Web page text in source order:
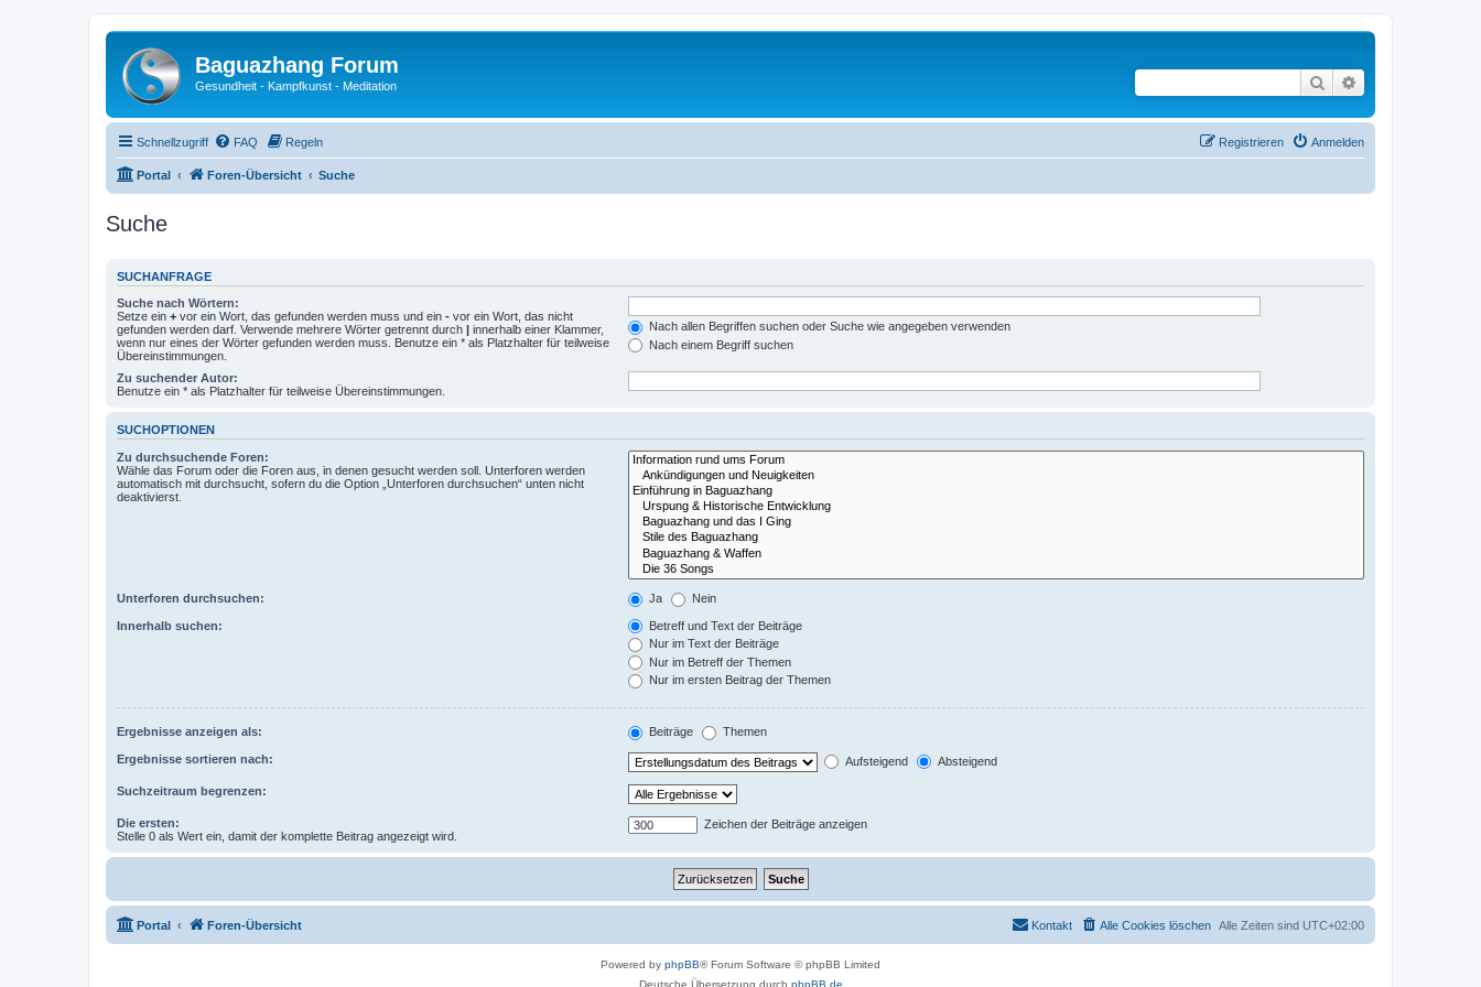
Baguazhang Forum
Gesundheit - Kampfkunst - Meditation Suche
Schnellzugriff FAQ Regeln Anmelden
Registrieren
Portal Foren-Übersicht Suche
Suche
SUCHANFRAGE
Suche nach Wörtern:
Setze ein + vor ein Wort, das gefunden werden muss und ein - vor ein Wort, das nicht
gefunden werden darf. Verwende mehrere Wörter getrennt durch | innerhalb einer Klammer,
wenn nur eines der Wörter gefunden werden muss. Benutze ein * als Platzhalter für teilweise
Übereinstimmungen.
Nach allen Begriffen suchen oder Suche wie angegeben verwenden
Nach einem Begriff suchen
Zu suchender Autor:
Benutze ein * als Platzhalter für teilweise Übereinstimmungen.
SUCHOPTIONEN
Zu durchsuchende Foren:
Wähle das Forum oder die Foren aus, in denen gesucht werden soll. Unterforen werden
automatisch mit durchsucht, sofern du die Option „Unterforen durchsuchen“ unten nicht
deaktivierst.
Unterforen durchsuchen: Ja Nein
Innerhalb suchen:
Betreff und Text der Beiträge
Nur im Text der Beiträge
Nur im Betreff der Themen
Nur im ersten Beitrag der Themen
Ergebnisse anzeigen als: Beiträge Themen
Ergebnisse sortieren nach: Aufsteigend Absteigend
Suchzeitraum begrenzen:
Die ersten:
Stelle 0 als Wert ein, damit der komplette Beitrag angezeigt wird.
Zeichen der Beiträge anzeigen
Portal Foren-Übersicht Alle Zeiten sind UTC+02:00
Alle Cookies löschen
Kontakt
Powered by phpBB® Forum Software © phpBB Limited
Deutsche Übersetzung durch phpBB.de